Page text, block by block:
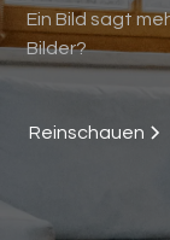
Ein Bild sagt
Bilder?
Reinschauen